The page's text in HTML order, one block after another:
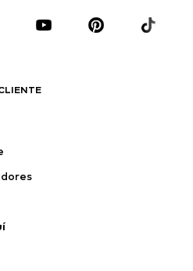
Deporte
Jerséis y punto